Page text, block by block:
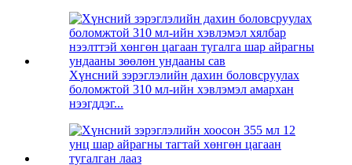
Хүнсний зэрэглэлийн дахин боловсруулах
боломжтой 310 мл-ийн хэвлэмэл амархан
нээгддэг...